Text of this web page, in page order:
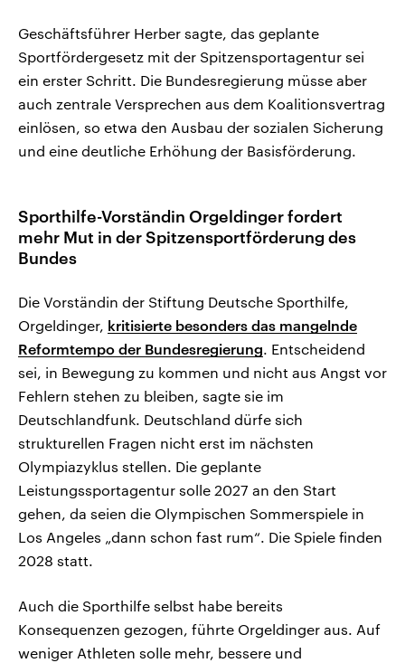
Geschäftsführer Herber sagte, das geplante
Sportfördergesetz mit der Spitzensportagentur sei
ein erster Schritt. Die Bundesregierung müsse aber
auch zentrale Versprechen aus dem Koalitionsvertrag
einlösen, so etwa den Ausbau der sozialen Sicherung
und eine deutliche Erhöhung der Basisförderung.
Sporthilfe-Vorständin Orgeldinger fordert
mehr Mut in der Spitzensportförderung des
Bundes
Die Vorständin der Stiftung Deutsche Sporthilfe,
Orgeldinger, kritisierte besonders das mangelnde
Reformtempo der Bundesregierung. Entscheidend
sei, in Bewegung zu kommen und nicht aus Angst vor
Fehlern stehen zu bleiben, sagte sie im
Deutschlandfunk. Deutschland dürfe sich
strukturellen Fragen nicht erst im nächsten
Olympiazyklus stellen. Die geplante
Leistungssportagentur solle 2027 an den Start
gehen, da seien die Olympischen Sommerspiele in
Los Angeles „dann schon fast rum“. Die Spiele finden
2028 statt.
Auch die Sporthilfe selbst habe bereits
Konsequenzen gezogen, führte Orgeldinger aus. Auf
weniger Athleten solle mehr, bessere und